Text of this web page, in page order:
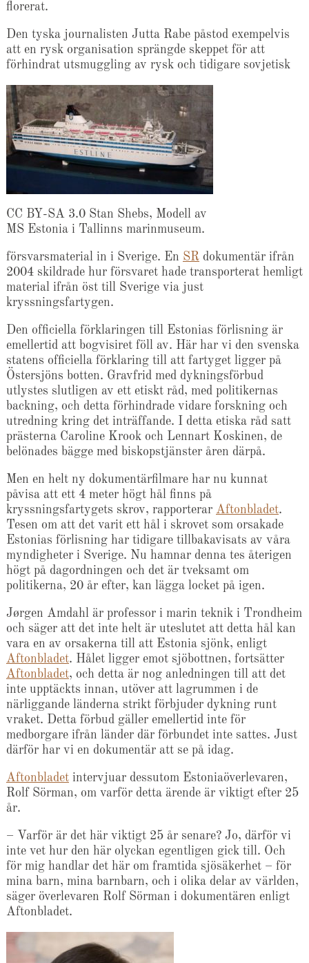
florerat.
Den tyska journalisten Jutta Rabe påstod exempelvis
att en rysk organisation sprängde skeppet för att
förhindrat utsmuggling av rysk och tidigare sovjetisk
CC BY-SA 3.0 Stan Shebs, Modell av
MS Estonia i Tallinns marinmuseum.
försvarsmaterial in i Sverige. En SR dokumentär ifrån
2004 skildrade hur försvaret hade transporterat hemligt
material ifrån öst till Sverige via just
kryssningsfartygen.
Den officiella förklaringen till Estonias förlisning är
emellertid att bogvisiret föll av. Här har vi den svenska
statens officiella förklaring till att fartyget ligger på
Östersjöns botten. Gravfrid med dykningsförbud
utlystes slutligen av ett etiskt råd, med politikernas
backning, och detta förhindrade vidare forskning och
utredning kring det inträffande. I detta etiska råd satt
prästerna Caroline Krook och Lennart Koskinen, de
belönades bägge med biskopstjänster åren därpå.
Men en helt ny dokumentärfilmare har nu kunnat
påvisa att ett 4 meter högt hål finns på
kryssningsfartygets skrov, rapporterar Aftonbladet.
Tesen om att det varit ett hål i skrovet som orsakade
Estonias förlisning har tidigare tillbakavisats av våra
myndigheter i Sverige. Nu hamnar denna tes återigen
högt på dagordningen och det är tveksamt om
politikerna, 20 år efter, kan lägga locket på igen.
Jørgen Amdahl är professor i marin teknik i Trondheim
och säger att det inte helt är uteslutet att detta hål kan
vara en av orsakerna till att Estonia sjönk, enligt
Aftonbladet. Hålet ligger emot sjöbottnen, fortsätter
Aftonbladet, och detta är nog anledningen till att det
inte upptäckts innan, utöver att lagrummen i de
närliggande länderna strikt förbjuder dykning runt
vraket. Detta förbud gäller emellertid inte för
medborgare ifrån länder där förbundet inte sattes. Just
därför har vi en dokumentär att se på idag.
Aftonbladet intervjuar dessutom Estoniaöverlevaren,
Rolf Sörman, om varför detta ärende är viktigt efter 25
år.
– Varför är det här viktigt 25 år senare? Jo, därför vi
inte vet hur den här olyckan egentligen gick till. Och
för mig handlar det här om framtida sjösäkerhet – för
mina barn, mina barnbarn, och i olika delar av världen,
säger överlevaren Rolf Sörman i dokumentären enligt
Aftonbladet.